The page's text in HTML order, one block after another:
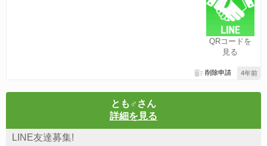
QRコードを
見る
4年前
削除申請
とも♂さん
詳細を見る
LINE友達募集!